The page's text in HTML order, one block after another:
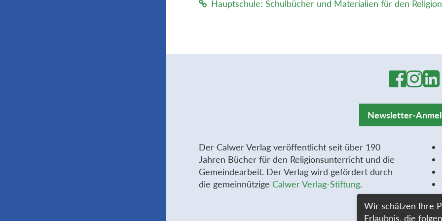
Hauptschule: Schulbücher und Materialien für den
Newsletter-
Der Calwer Verlag veröffentlicht seit über 190
Jahren Bücher für den Religionsunterricht und die
Gemeindearbeit. Der Verlag wird gefördert durch
die gemeinnützige Calwer Verlag-Stiftung.
Wir schätzen Ihre
Erlaubnis, die